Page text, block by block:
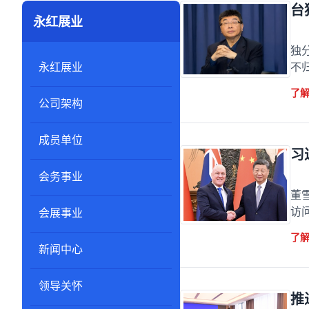
永红展业
永红展业
公司架构
成员单位
会务事业
会展事业
新闻中心
领导关怀
台
独
不
了
习
董
访
了
推